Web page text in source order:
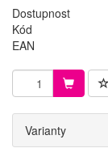
Dostupnost
Kód
EAN
Varianty